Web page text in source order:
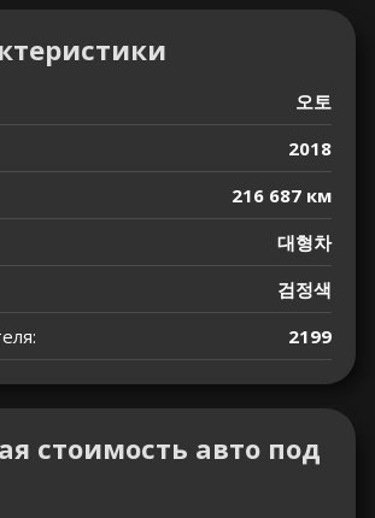
오토
2018
216 687 км
대형차
검정색
2199
стоимость авто под